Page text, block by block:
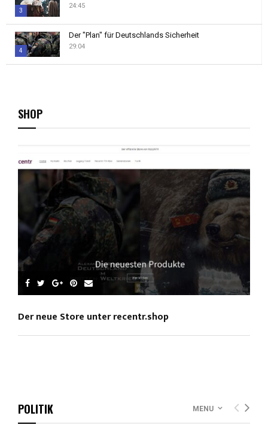
3
Thumbnail
youtube
24:45
4
Thumbnail
Der "Plan" für Deutschlands Sicherheit
29:04
SHOP
Der neue Store unter recentr.shop
POLITIK MENU